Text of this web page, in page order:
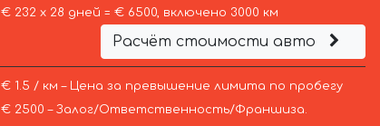
€ 232 х 28 дней = € 6500, включено 3000 км
Расчёт стоимости авто
€ 1.5 / км – Цена за превышение лимита по пробегу
€ 2500 – Залог/Ответственность/Франшиза.